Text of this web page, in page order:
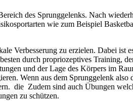
des Sprunggelenks. Nach
wie zum Beispiel
Verbesserung zu erzielen. Dabei
durch propriozeptives Training,
und der Lage des Körpers im
Wenn aus dem Sprunggelenk
die Zudem sind auch Übungen
zu schützen.